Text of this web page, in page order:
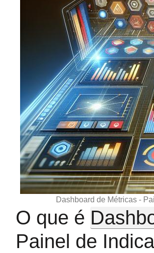
Dashboard de Métricas -
O que é
Painel de